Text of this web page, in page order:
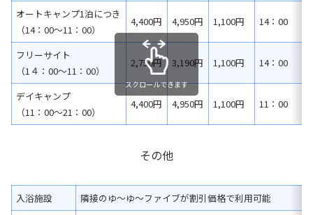
オートキャンプ1泊につき
（14：00～11：00）
4,400円 4,950円 1,100円 14：00
フリーサイト
（1４：00～11：00）
2,750円 3,190円 1,100円 14：00
デイキャンプ
（11：00～21：00）
4,400円 4,950円 1,100円 11：00
スクロールできます
その他
入浴施設
隣接のゆ〜ゆ〜ファイブが割引価格で利用可能